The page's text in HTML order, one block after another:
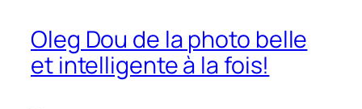
Oleg Dou de la photo belle
et intelligente à la fois!